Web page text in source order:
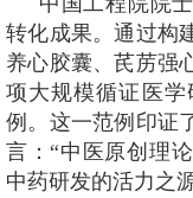
转化成果。通过构
养心胶囊、芪苈强
项大规模循证医
例。这一范例印证
言：“中医原创理
中药研发的活力之